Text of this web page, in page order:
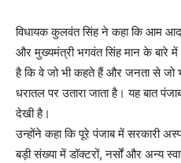
विधायक कुलवंत सिंह ने कहा कि आम
और मुख्यमंत्री भगवंत सिंह मान के बारे में
है कि वे जो भी कहते हैं और जनता से जो
धरातल पर उतारा जाता है। यह बात
देखी है।
उन्होंने कहा कि पूरे पंजाब में सरकारी
बड़ी संख्या में डॉक्टरों, नर्सों और अन्य